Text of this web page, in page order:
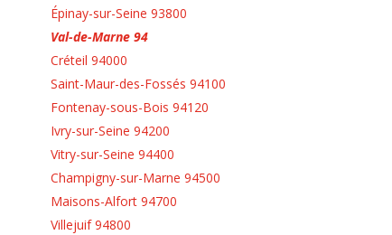
Épinay-sur-Seine 93800
Val-de-Marne 94
Créteil 94000
Saint-Maur-des-Fossés 94100
Fontenay-sous-Bois 94120
Ivry-sur-Seine 94200
Vitry-sur-Seine 94400
Champigny-sur-Marne 94500
Maisons-Alfort 94700
Villejuif 94800